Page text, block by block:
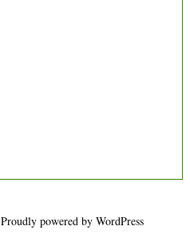
Proudly powered by WordPress